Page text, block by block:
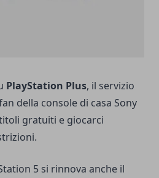
PlayStation Plus, il servizio
della console di casa Sony
gratuiti e giocarci
5 si rinnova anche il